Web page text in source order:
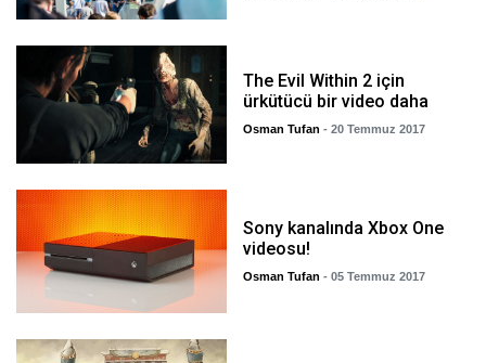
The Evil Within 2 için
ürkütücü bir video daha
Osman Tufan - 20 Temmuz 2017
Sony kanalında Xbox One
videosu!
Osman Tufan - 05 Temmuz 2017